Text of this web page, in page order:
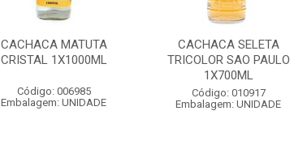
CACHACA MATUTA
CRISTAL 1X1000ML
Código: 006985
Embalagem: UNIDADE
CACHACA SELETA
TRICOLOR SAO PAULO
1X700ML
Código: 010917
Embalagem: UNIDADE